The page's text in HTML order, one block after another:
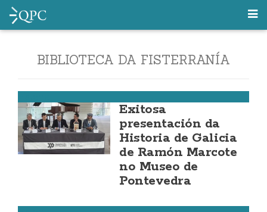
BIBLIOTECA DA FISTERRANÍA
Exitosa
presentación da
Historia de Galicia
de Ramón Marcote
no Museo de
Pontevedra